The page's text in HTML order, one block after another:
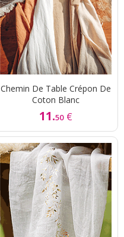
Chemin De Table Crépon De
Coton Blanc
11.50 €